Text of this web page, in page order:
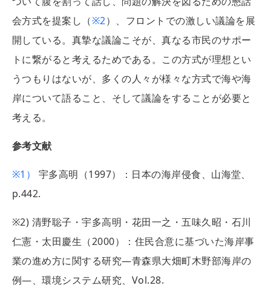
会方式を提案し（※2）、フロントでの激しい議論を展
開している。真摯な議論こそが、真なる市民のサポー
トに繋がると考えるためである。この方式が理想とい
うつもりはないが、多くの人々が様々な方式で海や海
岸について語ること、そして議論をすることが必要と
考える。
参考文献
※1）
宇多高明（1997）：日本の海岸侵食、山海堂、
p.442.
※2) 清野聡子・宇多高明・花田一之・五味久昭・石川
仁憲・太田慶生（2000）：住民合意に基づいた海岸事
業の進め方に関する研究―青森県大畑町木野部海岸の
例―、環境システム研究、Vol.28.